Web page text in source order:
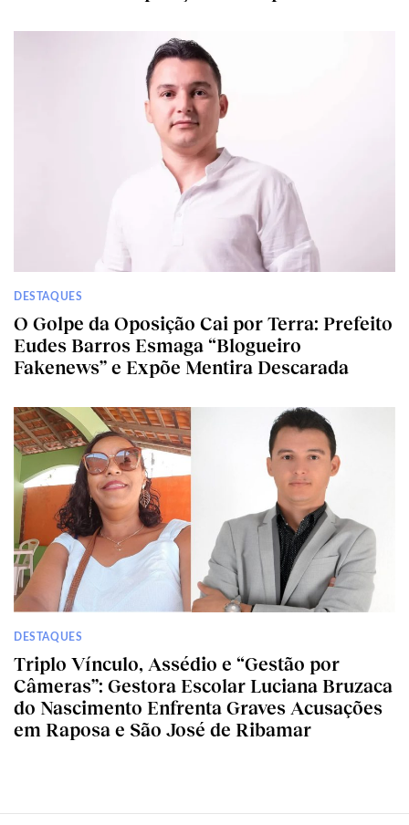
DESTAQUES
O Golpe da Oposição Cai por Terra: Prefeito
Eudes Barros Esmaga “Blogueiro
Fakenews” e Expõe Mentira Descarada
DESTAQUES
Triplo Vínculo, Assédio e “Gestão por
Câmeras”: Gestora Escolar Luciana Bruzaca
do Nascimento Enfrenta Graves Acusações
em Raposa e São José de Ribamar